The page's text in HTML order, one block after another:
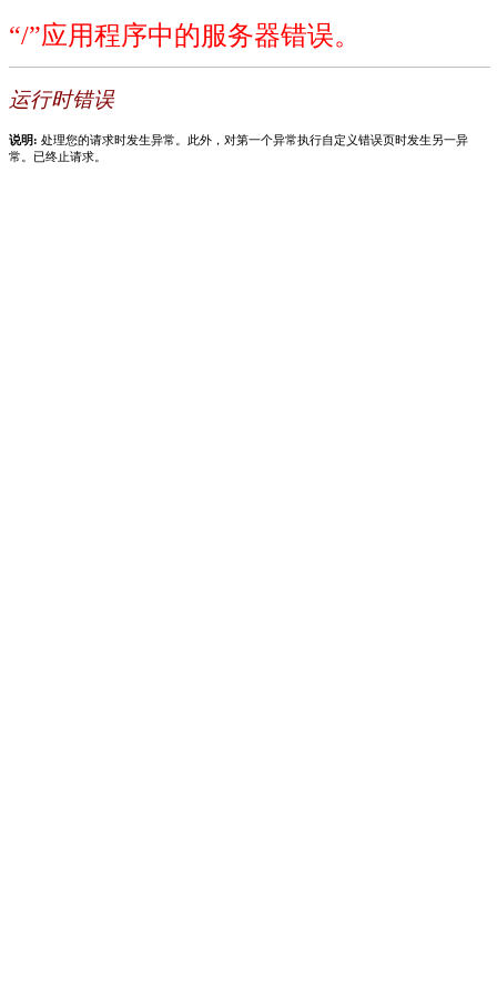
“/”应用程序中的服务器错误。
运行时错误
说明: 处理您的请求时发生异常。此外，对第一个异常执行自定义错误页时发生另一异
常。已终止请求。